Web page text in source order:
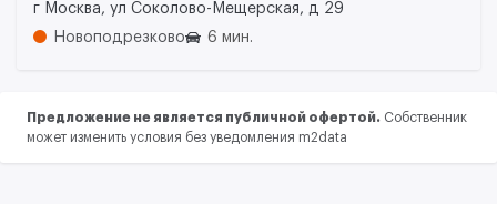
г Москва, ул Соколово-Мещерская, д 29
Новоподрезково
6 мин.
Предложение не является публичной офертой. Собственник
может изменить условия без уведомления m2data